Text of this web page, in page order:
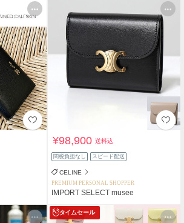
¥98,900送料込
関税負担なし スピード配送
CELINE
PREMIUM PERSONAL SHOPPER
IMPORT SELECT musee
タイムセール